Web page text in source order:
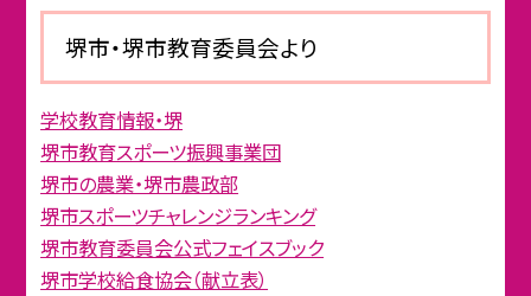
堺市・堺市教育委員会より
学校教育情報・堺
堺市教育スポーツ振興事業団
堺市の農業・堺市農政部
堺市スポーツチャレンジランキング
堺市教育委員会公式フェイスブック
堺市学校給食協会（献立表）